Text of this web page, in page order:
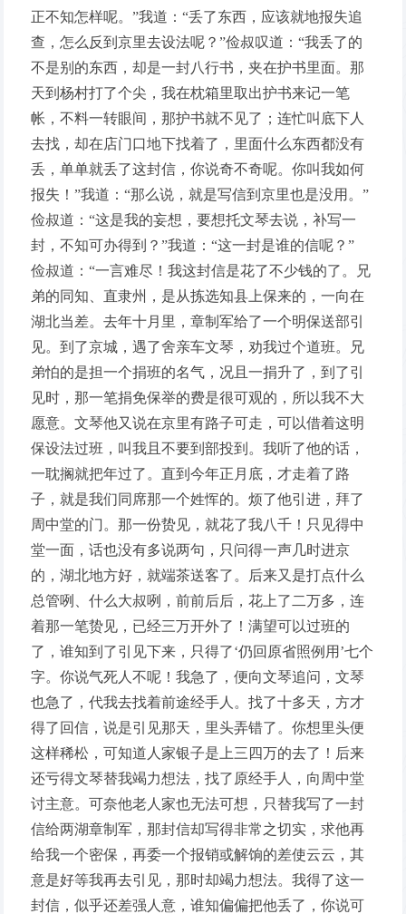
正不知怎样呢。”我道：“丢了东西，应该就地报失追
查，怎么反到京里去设法呢？”俭叔叹道：“我丢了的
不是别的东西，却是一封八行书，夹在护书里面。那
天到杨村打了个尖，我在枕箱里取出护书来记一笔
帐，不料一转眼间，那护书就不见了；连忙叫底下人
去找，却在店门口地下找着了，里面什么东西都没有
丢，单单就丢了这封信，你说奇不奇呢。你叫我如何
报失！”我道：“那么说，就是写信到京里也是没用。”
俭叔道：“这是我的妄想，要想托文琴去说，补写一
封，不知可办得到？”我道：“这一封是谁的信呢？”
俭叔道：“一言难尽！我这封信是花了不少钱的了。兄
弟的同知、直隶州，是从拣选知县上保来的，一向在
湖北当差。去年十月里，章制军给了一个明保送部引
见。到了京城，遇了舍亲车文琴，劝我过个道班。兄
弟怕的是担一个捐班的名气，况且一捐升了，到了引
见时，那一笔捐免保举的费是很可观的，所以我不大
愿意。文琴他又说在京里有路子可走，可以借着这明
保设法过班，叫我且不要到部投到。我听了他的话，
一耽搁就把年过了。直到今年正月底，才走着了路
子，就是我们同席那一个姓恽的。烦了他引进，拜了
周中堂的门。那一份贽见，就花了我八千！只见得中
堂一面，话也没有多说两句，只问得一声几时进京
的，湖北地方好，就端茶送客了。后来又是打点什么
总管咧、什么大叔咧，前前后后，花上了二万多，连
着那一笔贽见，已经三万开外了！满望可以过班的
了，谁知到了引见下来，只得了‘仍回原省照例用’七个
字。你说气死人不呢！我急了，便向文琴追问，文琴
也急了，代我去找着前途经手人。找了十多天，方才
得了回信，说是引见那天，里头弄错了。你想里头便
这样稀松，可知道人家银子是上三四万的去了！后来
还亏得文琴替我竭力想法，找了原经手人，向周中堂
讨主意。可奈他老人家也无法可想，只替我写了一封
信给两湖章制军，那封信却写得非常之切实，求他再
给我一个密保，再委一个报销或解饷的差使云云，其
意是好等我再去引见，那时却竭力想法。我得了这一
封信，似乎还差强人意，谁知偏偏把他丢了，你说可